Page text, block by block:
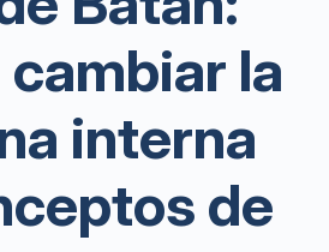
la
interna
de